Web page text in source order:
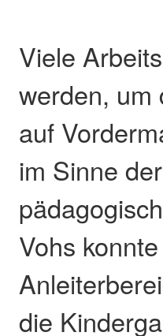
Viele
werden, um
auf
im Sinne
Vohs
die